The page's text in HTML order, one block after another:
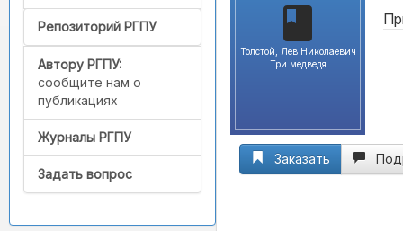
Репозиторий РГПУ
Автору РГПУ:
сообщите нам о
публикациях
Журналы РГПУ
Задать вопрос
Толстой, Лев Николаевич
Три медведя
Заказать